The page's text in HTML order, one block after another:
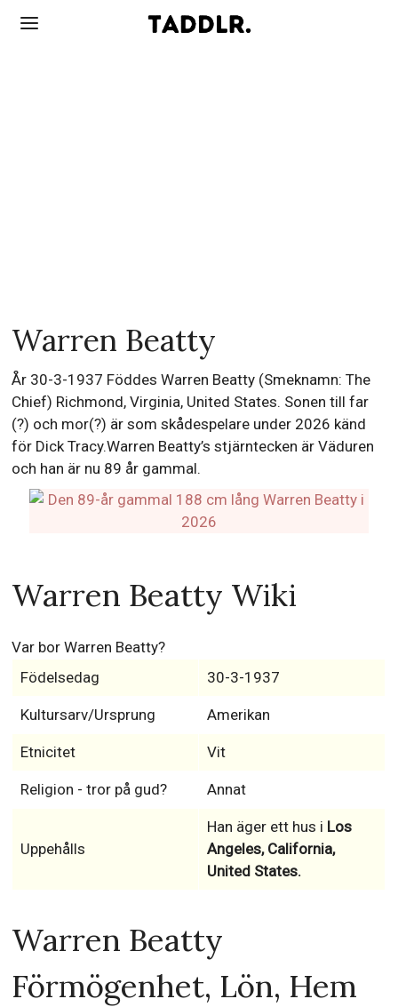
Warren Beatty
År 30-3-1937 Föddes Warren Beatty (Smeknamn: The
Chief) Richmond, Virginia, United States. Sonen till far
(?) och mor(?) är som skådespelare under 2026 känd
för Dick Tracy.Warren Beatty’s stjärntecken är Väduren
och han är nu 89 år gammal.
Warren Beatty Wiki
Var bor Warren Beatty?
Födelsedag
30-3-1937
Kultursarv/Ursprung Amerikan
Etnicitet Vit
Religion - tror på gud? Annat
Uppehålls
Han äger ett hus i Los
Angeles, California,
United States.
Warren Beatty
Förmögenhet, Lön, Hem